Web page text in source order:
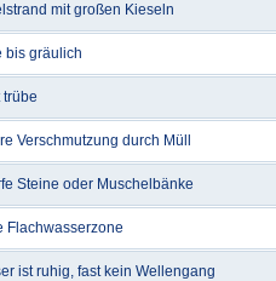
mit großen Kieseln
bis gräulich
trübe
Verschmutzung durch Müll
Steine oder Muschelbänke
Flachwasserzone
ist ruhig, fast kein Wellengang